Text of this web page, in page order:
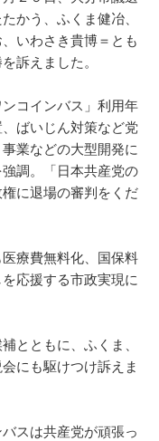
かう、ふくま健冶、
いわさき貴博＝とも
訴えました。
コインバス」利用年
ばいじん対策など党
業などの大型開発に
調。「日本共産党の
に退場の審判をくだ
療費無料化、国保料
応援する市政実現に
とともに、ふくま、
にも駆けつけ訴えま
スは共産党が頑張っ